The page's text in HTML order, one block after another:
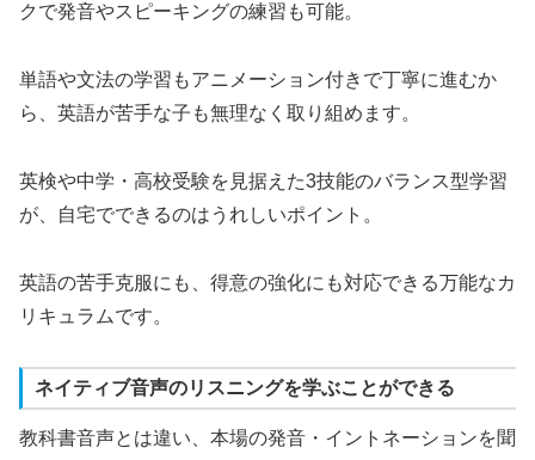
クで発音やスピーキングの練習も可能。
単語や文法の学習もアニメーション付きで丁寧に進むか
ら、英語が苦手な子も無理なく取り組めます。
英検や中学・高校受験を見据えた3技能のバランス型学習
が、自宅でできるのはうれしいポイント。
英語の苦手克服にも、得意の強化にも対応できる万能なカ
リキュラムです。
ネイティブ音声のリスニングを学ぶことができる
教科書音声とは違い、本場の発音・イントネーションを聞